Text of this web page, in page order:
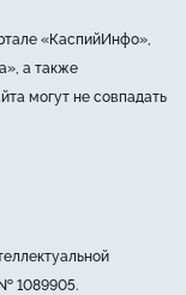
«КаспийИнфо»,
а также
могут не совпадать
1089905.